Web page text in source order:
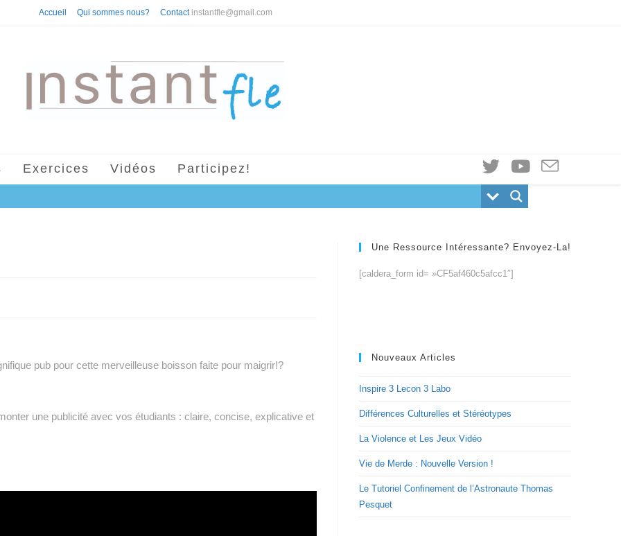
Accueil Qui sommes nous? Contact instantfle@gmail.com
Exercices Vidéos Participez!
pub pour cette merveilleuse boisson faite pour maigrir!?
une publicité avec vos étudiants : claire, concise, explicative et
Une Ressource Intéressante? Envoyez-La!
[caldera_form id= »CF5af460c5afcc1″]
Nouveaux Articles
Inspire 3 Lecon 3 Labo
Différences Culturelles et Stéréotypes
La Violence et Les Jeux Vidéo
Vie de Merde : Nouvelle Version !
Le Tutoriel Confinement de l’Astronaute Thomas
Pesquet